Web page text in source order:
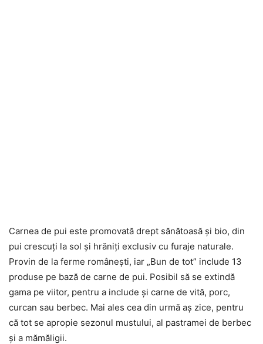
Carnea de pui este promovată drept sănătoasă şi bio, din
pui crescuţi la sol şi hrăniţi exclusiv cu furaje naturale.
Provin de la ferme româneşti, iar „Bun de tot” include 13
produse pe bază de carne de pui. Posibil să se extindă
gama pe viitor, pentru a include şi carne de vită, porc,
curcan sau berbec. Mai ales cea din urmă aş zice, pentru
că tot se apropie sezonul mustului, al pastramei de berbec
şi a mămăligii.